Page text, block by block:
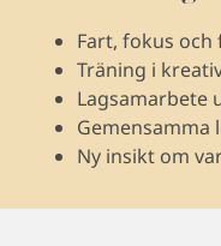
Fart, fokus och
Träning i
Lagsamarbete
Gemensamma
Ny insikt om